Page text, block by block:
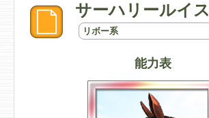
サーハリールイス
リボー系
能力表